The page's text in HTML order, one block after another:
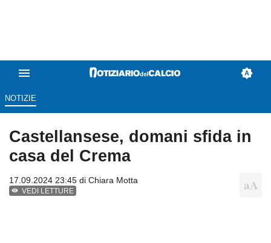
NOTIZIE
Castellansese, domani sfida in
casa del Crema
17.09.2024 23:45 di Chiara Motta
VEDI LETTURE